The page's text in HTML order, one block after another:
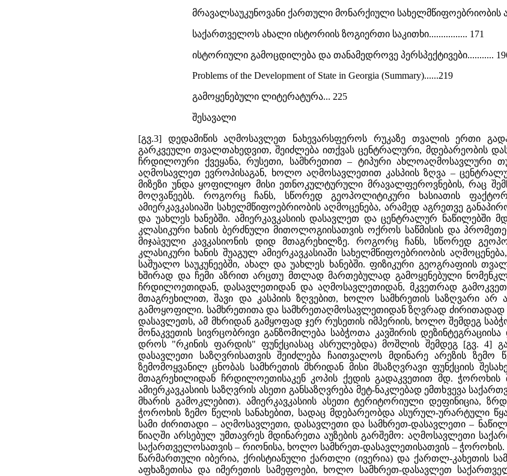
მრავალსაუკუნოვანი ქართული მონარქიული სახელმწიფოებრიობის
საქართველოს ახალი ისტორიის ზოგიერთი საკითხი................ 171
ისტორიული გამოცდილება და თანამედროვე პერსპექტივები...........
Problems of the Development of State in Georgia (Summary)......219
გამოყენებული ლიტერატურა... 225
შესავალი
[გვ.3] დედამიწის აღმოსავლეთ ნახევარსფეროს რუკაზე თვალის ერთი
გარკვეული თვალთახედვით, შეიძლება ითქვას ცენტრალური, მდებარეობის
ჩრდილოური ქვეყანა, რუსეთი, სამხრეთით – ტიპური ახლოაღმოსავლური
აღმოსავლეთ ევროპისაგან, ხოლო აღმოსავლეთით კასპიის ზღვა –
მიზეზი უნდა ყოფილიყო მისი ეთნოკულტურული მრავალფეროვნების, რაც
მოღვაწეებს. როგორც ჩანს, სწორედ გეოპოლიტიკური ხასიათის
ამიერკავკასიაში სახელმწიფოებრიობის აღმოცენება, არამედ აგრეთვე
და უახლეს ხანებში. ამიერკავკასიის დასავლეთ და ცენტრალურ
კლასიკური ხანის ბერძნული მითოლოგიისათვის ოქროს საწმისის და
მიჯაàვული კავკასიონის დიდ მთაგრეხილზე. როგორც ჩანს, სწორედ
კლასიკური ხანის შუაგულ ამიერკავკასიაში სახელმწიფოებრიობის
საშუალო საუკუნეებში, ახალ და უახლეს ხანებში. ფიზიკური გეოგრაფიის
ხშირად და ჩემი აზრით არცთუ მთლად მართებულად გამოყენებული
ჩრდილოეთიდან, დასავლეთიდან და აღმოსავლეთიდან, მკვეთრად
მთაგრეხილით, შავი და კასპიის ზღვებით, ხოლო სამხრეთის საზღვარი არ
გამოყოფილი. სამხრეთითა და სამხრეთ­აღმოსავლეთიდან ზღვრად ძირითადად
დასავლეთს, ამ მხრიდან გამყოფად ჯერ რუსეთის იმპერიის, ხოლო შემდეგ
მონაკვეთის სივრცობრივი განზომილება საბჭოთა კავშირის
დროს "რკინის ფარდის" ფუნქციასაც ასრულებდა) მოშლის შემდეგ [გვ. 4]
დასავლეთი საზღვრისათვის შეიძლება ჩაითვალოს მდინარე არეზის ზემო
ზემომოყვანილ ცნობას სამხრეთის მხრიდან მისი მსაზღვრავი ფუნქციის
მთაგრეხილიდან ჩრდილოეთისაკენ კოპის ქედის გადაკვეთით მდ. ჭოროხის
ამიერკავკასიის საზღვრის ასეთი განსაზღვრება მეტ-ნაკლებად ემთხვევა
მხარის გამოკლებით). ამიერკავკასიის ასეთი ტერიტორიული დეფინიცია,
ჭოროხის ზემო წელის სანახებით, სადაც მდებარეობდა ასურულ-ურარტული
სამი ძირითადი – აღმოსავლეთი, დასავლეთი და სამხრეთ-დასავლეთი –
წიაღში არსებულ უმთავრეს მდინარეთა აუზების გარშემო: აღმოსავლეთი
საქართველოსათვის – რიონისა, ხოლო სამხრეთ-დასავლეთისათვის –
წარმართული იბერია, ქრისტიანული ქართლი (ივერია) და ქართლ-კახეთის
აფხაზეთისა და იმერეთის სამეფოები, ხოლო სამხრეთ-დასავლეთ